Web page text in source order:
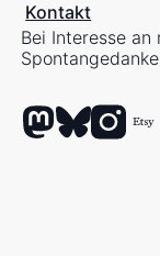
Kontakt
Bei Interesse an